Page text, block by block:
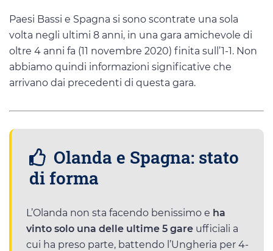
Paesi Bassi e Spagna si sono scontrate una sola
volta negli ultimi 8 anni, in una gara amichevole di
oltre 4 anni fa (11 novembre 2020) finita sull’1-1. Non
abbiamo quindi informazioni significative che
arrivano dai precedenti di questa gara.
Olanda e Spagna: stato
di forma
L’Olanda non sta facendo benissimo e ha
vinto solo una delle ultime 5 gare ufficiali a
cui ha preso parte, battendo l’Ungheria per 4-